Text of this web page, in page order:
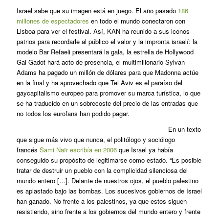
Israel sabe que su imagen está en juego. El año pasado 186
millones de espectadores en todo el mundo conectaron con
Lisboa para ver el festival. Así, KAN ha reunido a sus iconos
patrios para recordarle al público el valor y la impronta israelí: la
modelo Bar Refaeli presentará la gala, la estrella de Hollywood
Gal Gadot hará acto de presencia, el multimillonario Sylvan
Adams ha pagado un millón de dólares para que Madonna actúe
en la final y ha aprovechado que Tel Aviv es el paraíso del
gaycapitalismo europeo para promover su marca turística, lo que
se ha traducido en un sobrecoste del precio de las entradas que
no todos los eurofans han podido pagar.
En un texto
que sigue más vivo que nunca, el politólogo y sociólogo
francés Sami Naïr escribía en 2006que Israel ya había
conseguido su propósito de legitimarse como estado. “Es posible
tratar de destruir un pueblo con la complicidad silenciosa del
mundo entero […]. Delante de nuestros ojos, el pueblo palestino
es aplastado bajo las bombas. Los sucesivos gobiernos de Israel
han ganado. No frente a los palestinos, ya que estos siguen
resistiendo, sino frente a los gobiernos del mundo entero y frente